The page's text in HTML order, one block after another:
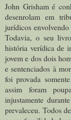
John Grisham é
desenrolam em
jurídicos
Todavia, o seu
história verídica de
jovem e dos dois
e sentenciados à
foi provada
assim foram
injustamente
prevaleceu. Todos